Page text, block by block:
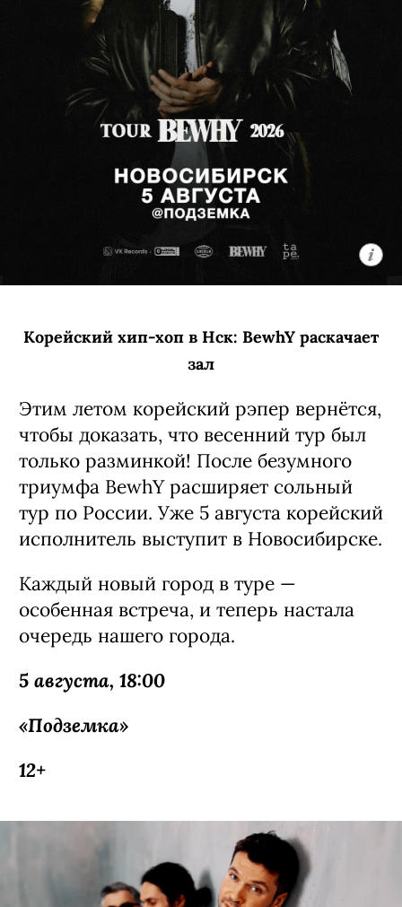
Корейский хип-хоп в Нск: BewhY раскачает
зал
Этим летом корейский рэпер вернётся,
чтобы доказать, что весенний тур был
только разминкой! После безумного
триумфа BewhY расширяет сольный
тур по России. Уже 5 августа корейский
исполнитель выступит в Новосибирске.
Каждый новый город в туре —
особенная встреча, и теперь настала
очередь нашего города.
5 августа, 18:00
«Подземка»
12+